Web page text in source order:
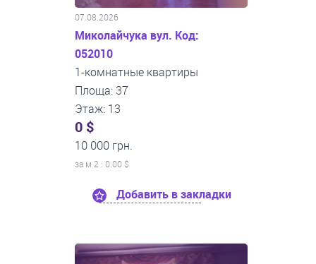
07.08.2026
Миколайчука вул. Код:
052010
1-комнатные квартиры
Площа: 37
Этаж: 13
0 $
10 000 грн.
за м 2 : 0.00 $
Добавить в закладки